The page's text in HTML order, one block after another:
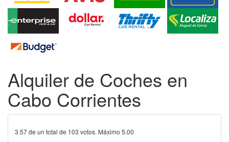
Alquiler de Coches en
Cabo Corrientes
3.57de un total de 103 votos. Máximo 5.00